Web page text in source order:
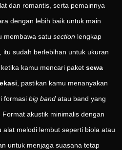
dan romantis, serta pemainnya
dengan lebih baik untuk main
membawa satu section lengkap
sudah berlebihan untuk ukuran
kamu mencari paket sewa
, pastikan kamu menanyakan
formasi big band atau band yang
akustik minimalis dengan
alat melodi lembut seperti biola atau
untuk menjaga suasana tetap